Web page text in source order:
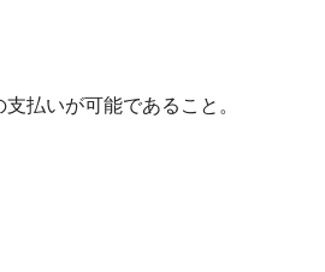
払いが可能であること。